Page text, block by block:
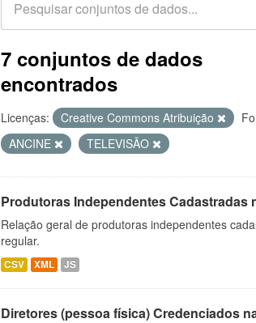
7 conjuntos de dados
encontrados
Licenças: Creative Commons Atribuição
ANCINE
TELEVISÃO
Produtoras Independentes Cadastradas
Relação geral de produtoras independentes
regular.
CSV XML JS
Diretores (pessoa física) Credenciados